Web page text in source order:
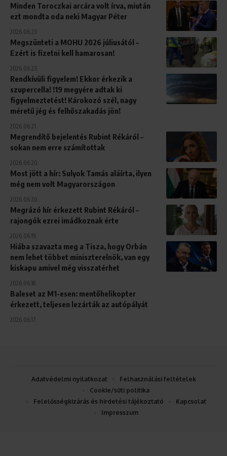
Minden Toroczkai arcára volt írva, miután
ezt mondta oda neki Magyar Péter
2026.06.23.
Megszünteti a MOHU 2026 júliusától –
Ezért is fizetni kell hamarosan!
2026.06.23.
Rendkívüli figyelem! Ekkor érkezik a
szupercella! !19 megyére adtak ki
figyelmeztetést! Károkozó szél, nagy
méretű jég és felhőszakadás jön!
2026.06.21.
Megrendítő bejelentés Rubint Rékáról –
sokan nem erre számítottak
2026.06.20.
Most jött a hír: Sulyok Tamás aláírta, ilyen
még nem volt Magyarországon
2026.06.20.
Megrázó hír érkezett Rubint Rékáról –
rajongók ezrei imádkoznak érte
2026.06.19.
Hiába szavazta meg a Tisza, hogy Orbán
nem lehet többet miniszterelnök, van egy
kiskapu amivel még visszatérhet
2026.06.18.
Baleset az M1-esen: mentőhelikopter
érkezett, teljesen lezárták az autópályát
2026.06.17.
Adatvédelmi nyilatkozat
Felhasználási feltételek
Cookie/süti politika
Felelősségkizárás és hirdetési tájékoztató
Kapcsolat
Impresszum